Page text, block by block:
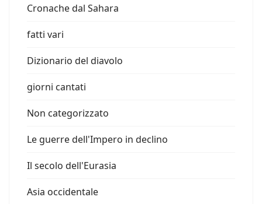
Cronache dal Sahara
fatti vari
Dizionario del diavolo
giorni cantati
Non categorizzato
Le guerre dell'Impero in declino
Il secolo dell'Eurasia
Asia occidentale